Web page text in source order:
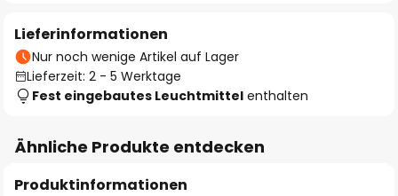
Lieferinformationen
Nur noch wenige Artikel auf Lager
Lieferzeit: 2 - 5 Werktage
Fest eingebautes Leuchtmittel enthalten
Ähnliche Produkte entdecken
Produktinformationen